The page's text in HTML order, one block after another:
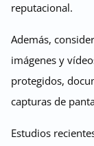
reputacional.
Además,
imágenes y
protegidos,
capturas de
Estudios